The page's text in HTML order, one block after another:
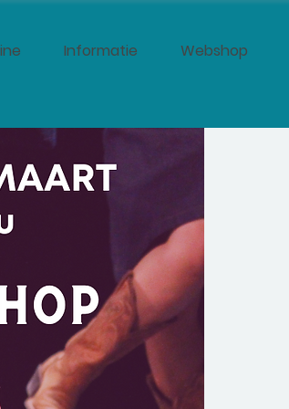
Informatie Webshop